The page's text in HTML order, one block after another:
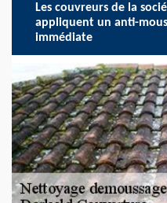
Les couvreurs de la
appliquent un anti-
immédiate